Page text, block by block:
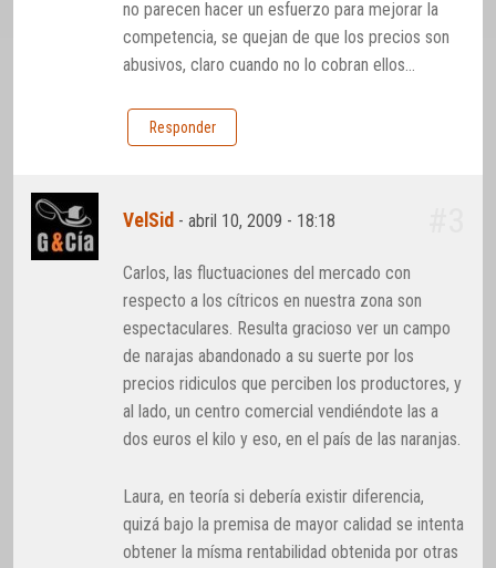
no parecen hacer un esfuerzo para mejorar la
competencia, se quejan de que los precios son
abusivos, claro cuando no lo cobran ellos…
Responder
VelSid -abril 10, 2009 - 18:18
Carlos, las fluctuaciones del mercado con
respecto a los cítricos en nuestra zona son
espectaculares. Resulta gracioso ver un campo
de narajas abandonado a su suerte por los
precios ridiculos que perciben los productores, y
al lado, un centro comercial vendiéndote las a
dos euros el kilo y eso, en el país de las naranjas.
Laura, en teoría si debería existir diferencia,
quizá bajo la premisa de mayor calidad se intenta
obtener la mísma rentabilidad obtenida por otras